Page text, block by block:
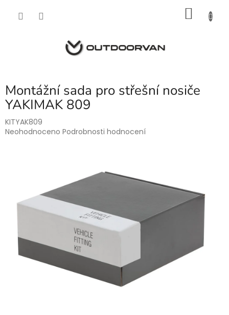
Montážní sada pro střešní nosiče
YAKIMAK 809
KITYAK809
Průměrné
hvězdiček.
Neohodnoceno Podrobnosti hodnocení